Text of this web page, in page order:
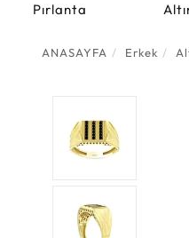
Pırlanta
ANASAYFA Erkek